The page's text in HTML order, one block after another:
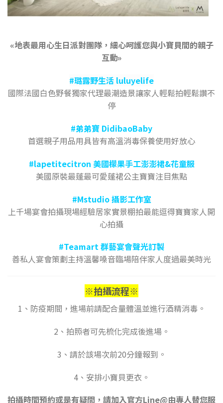
«地表最用心生日派對團隊，細心呵護您與小寶貝間的親子
互動»
#璐露野生活 luluyelife
國際法國白色野餐獨家代理最潮造景讓家人輕鬆拍輕鬆讚不
停
#弟弟寶 DidibaoBaby
首選親子用品用具皆有高溫消毒保養使用好放心
#lapetitecitron 美國檬果手工澎澎裙&花童服
美國原裝最蓬最可愛蓬裙公主寶寶注目焦點
#Mstudio 攝影工作室
上千場宴會拍攝現場經驗居家實景棚拍最能逗得寶寶家人開
心拍攝
#Teamart 群藝宴會聲光訂製
善私人宴會策劃主持溫馨嗓音臨場陪伴家人度過最美時光
※拍攝流程※
1、防疫期間，進場前請配合量體溫並進行酒精消毒。
2、拍照者可先梳化完成後進場。
3、請於該場次前20分鐘報到。
4、安排小寶貝更衣。
拍攝時間預約或是有疑問，請加入官方Line@由專人替您服